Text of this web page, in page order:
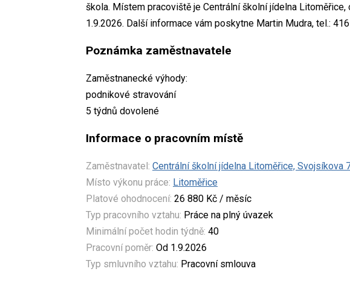
škola. Místem pracoviště je Centrální školní jídelna
1.9.2026. Další informace vám poskytne Martin Mudra, tel.:
Poznámka zaměstnavatele
Zaměstnanecké výhody:
podnikové stravování
5 týdnů dovolené
Informace o pracovním místě
Zaměstnavatel: Centrální školní jídelna Litoměřice, Svojsíkova
Místo výkonu práce: Litoměřice
Platové ohodnocení: 26 880 Kč / měsíc
Typ pracovního vztahu: Práce na plný úvazek
Minimální počet hodin týdně: 40
Pracovní poměr: Od 1.9.2026
Typ smluvního vztahu: Pracovní smlouva